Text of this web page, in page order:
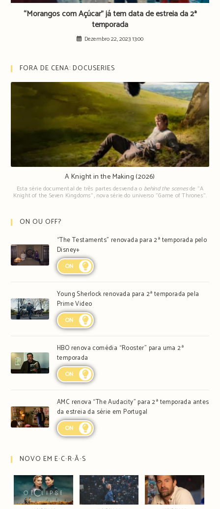
“Morangos com Açúcar” já tem data de estreia da 2ª
temporada
Dezembro 22, 2023 13:00
FORA DE CENA: DOCUSERIES
A Knight in the Making (2026)
Esta série documental de três partes desvenda o behind the scenesde "A
Knight of the Seven Kingdoms", nova série do universo "Game of Thrones".
ON OU OFF?
“The Testaments” renovada para 2ª temporada pelo
Disney+
ON
Young Sherlock renovada para 2ª temporada pela
Prime Video
ON
HBO renova comédia “Rooster” para uma 2ª
temporada
ON
AMC renova “The Audacity” para 2ª temporada antes
da estreia da série em Portugal
ON
NOVO EM E∙C∙R∙Ã∙S